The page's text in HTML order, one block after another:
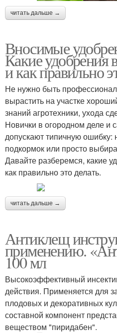
читать дальше →
Вносимые
Какие удобрения
и как правильно
Не нужно быть
вырастить на участке
знаний агротехники, ухода
Новички в огородном деле и
допускают типичную
подкормок или просто
Давайте разберемся, какие
как правильно это делать.
читать дальше →
Антиклещ
применению.
100 мл
Высокоэффективный
действия. Применяется для
плодовых и декоративных
составной компонент
веществом "пиридабен".